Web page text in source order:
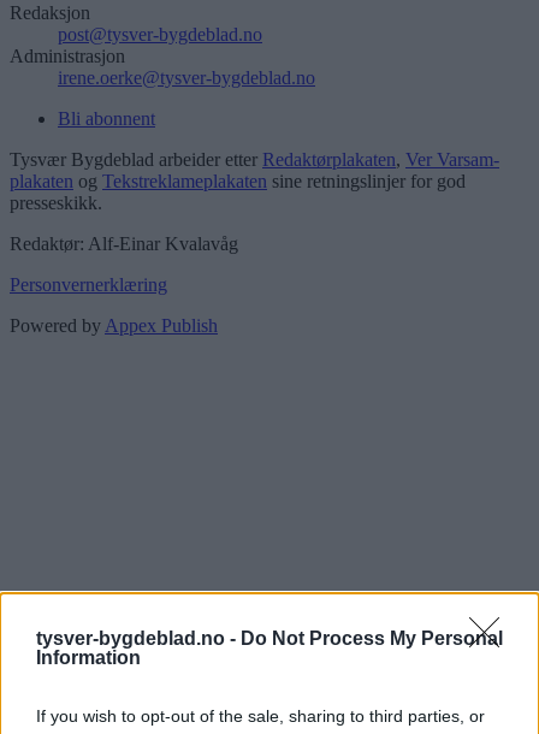
tysver-bygdeblad.no - Do Not Process My Personal
Information
If you wish to opt-out of the sale, sharing to third parties, or
Redaksjon
post@tysver-bygdeblad.no
Administrasjon
irene.oerke@tysver-bygdeblad.no
Bli abonnent
Tysvær Bygdeblad arbeider etter Redaktørplakaten, Ver Varsam-
plakaten og Tekstreklameplakaten sine retningslinjer for god
presseskikk.
Redaktør: Alf-Einar Kvalavåg
Personvernerklæring
Powered by Appex Publish